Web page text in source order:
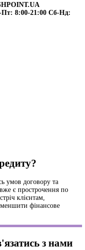
8:00-21:00 Сб-Нд:
умов договору та
є прострочення по
клієнтам,
фінансове
з нами